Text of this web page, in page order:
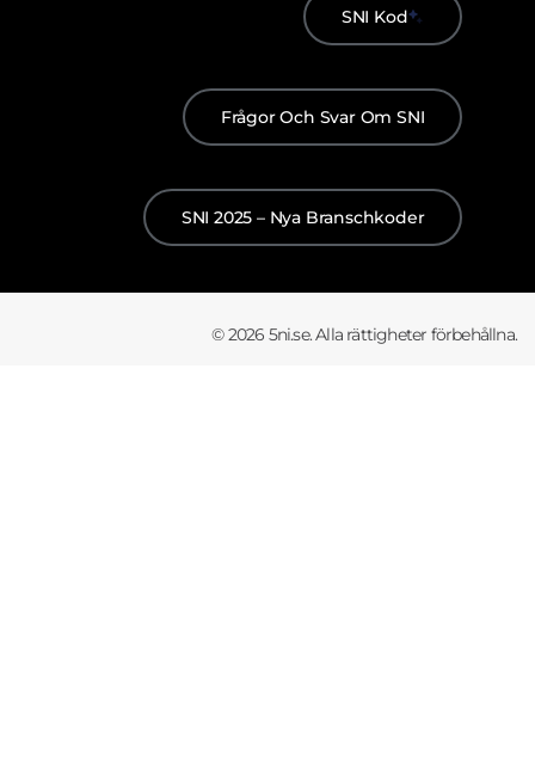
SNI Kod
Frågor Och Svar Om SNI
SNI 2025 – Nya Branschkoder
© 2026 5ni.se. Alla rättigheter förbehållna.